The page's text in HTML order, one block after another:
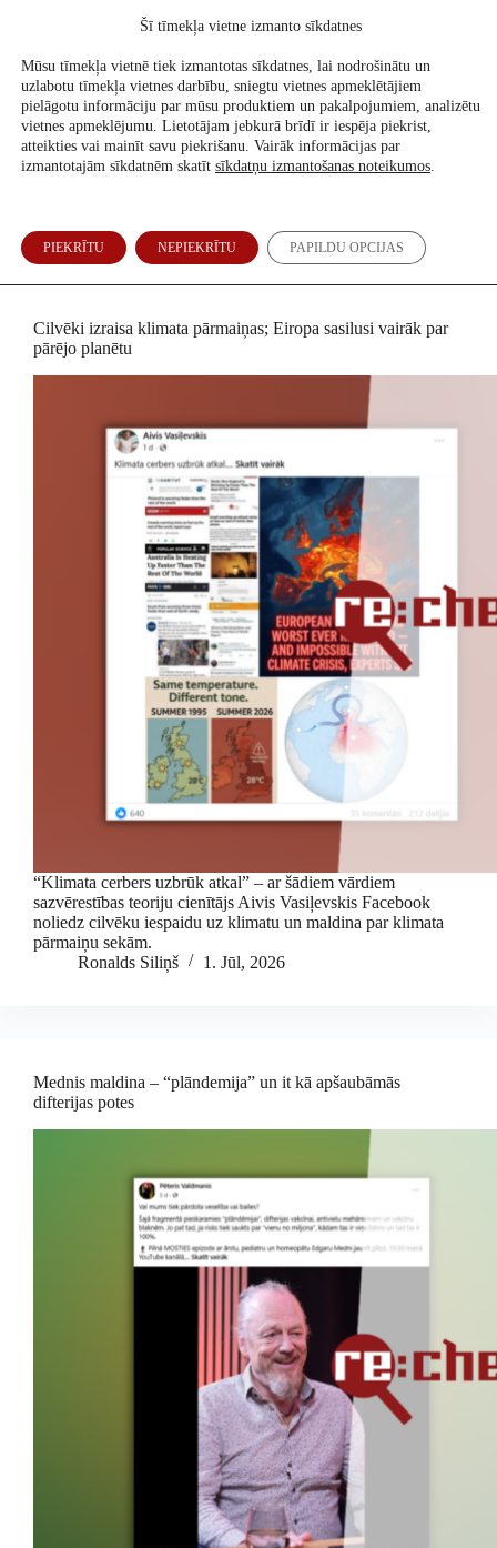
Atbalsti mūs
Ko un kā pārbaudām
Cilvēki izraisa klimata pārmaiņas; Eiropa sasilusi vairāk par
pārējo planētu
“Klimata cerbers uzbrūk atkal” – ar šādiem vārdiem
sazvērestības teoriju cienītājs Aivis Vasiļevskis Facebook
noliedz cilvēku iespaidu uz klimatu un maldina par klimata
pārmaiņu sekām.
Ronalds Siliņš
1. Jūl, 2026
Mednis maldina – “plāndemija” un it kā apšaubāmās
difterijas potes
Šī tīmekļa vietne izmanto sīkdatnes
Mūsu tīmekļa vietnē tiek izmantotas sīkdatnes, lai nodrošinātu un
uzlabotu tīmekļa vietnes darbību, sniegtu vietnes apmeklētājiem
pielāgotu informāciju par mūsu produktiem un pakalpojumiem, analizētu
vietnes apmeklējumu. Lietotājam jebkurā brīdī ir iespēja piekrist,
atteikties vai mainīt savu piekrišanu. Vairāk informācijas par
izmantotajām sīkdatnēm skatīt sīkdatņu izmantošanas noteikumos.
PIEKRĪTU NEPIEKRĪTU PAPILDU OPCIJAS